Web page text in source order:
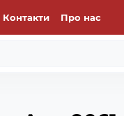
Контакти Про нас